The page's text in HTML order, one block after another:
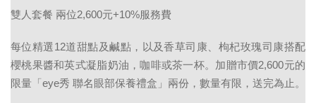
雙人套餐 兩位2,600元+10%服務費
每位精選12道甜點及鹹點，以及香草司康、枸杞玫瑰司康搭配
櫻桃果醬和英式凝脂奶油，咖啡或茶一杯。加贈市價2,600元的
限量「eye秀 聯名眼部保養禮盒」兩份，數量有限，送完為止。